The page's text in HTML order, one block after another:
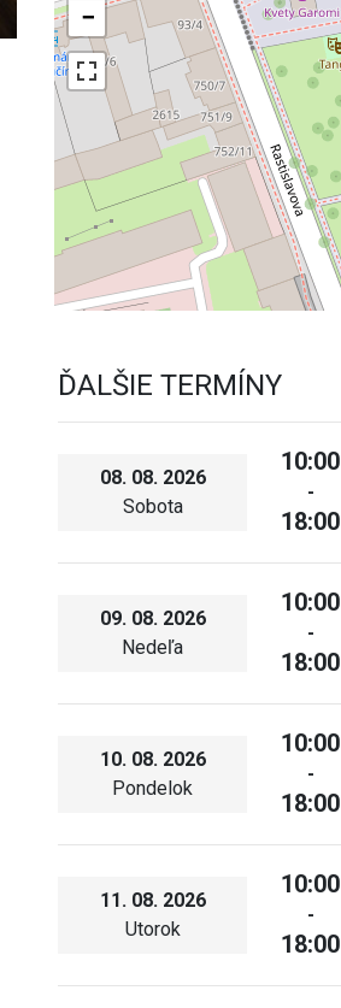
−
ĎALŠIE TERMÍNY
08. 08. 2026
Sobota
10:00
-
18:00
09. 08. 2026
Nedeľa
10:00
-
18:00
10. 08. 2026
Pondelok
10:00
-
18:00
11. 08. 2026
Utorok
10:00
-
18:00